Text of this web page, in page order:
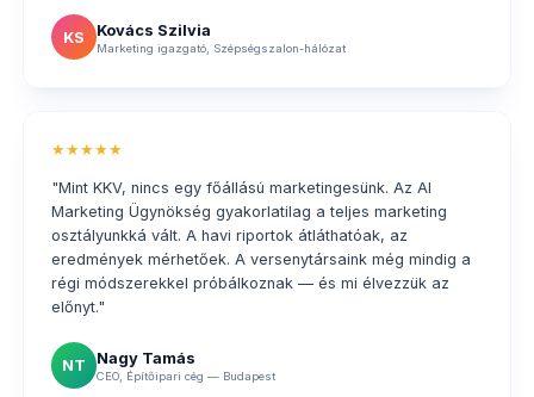
KS Kovács Szilvia
Marketing igazgató, Szépségszalon-hálózat
★★★★★
"Mint KKV, nincs egy főállású marketingesünk. Az AI
Marketing Ügynökség gyakorlatilag a teljes marketing
osztályunkká vált. A havi riportok átláthatóak, az
eredmények mérhetőek. A versenytársaink még mindig a
régi módszerekkel próbálkoznak — és mi élvezzük az
előnyt."
NT Nagy Tamás
CEO, Építőipari cég — Budapest